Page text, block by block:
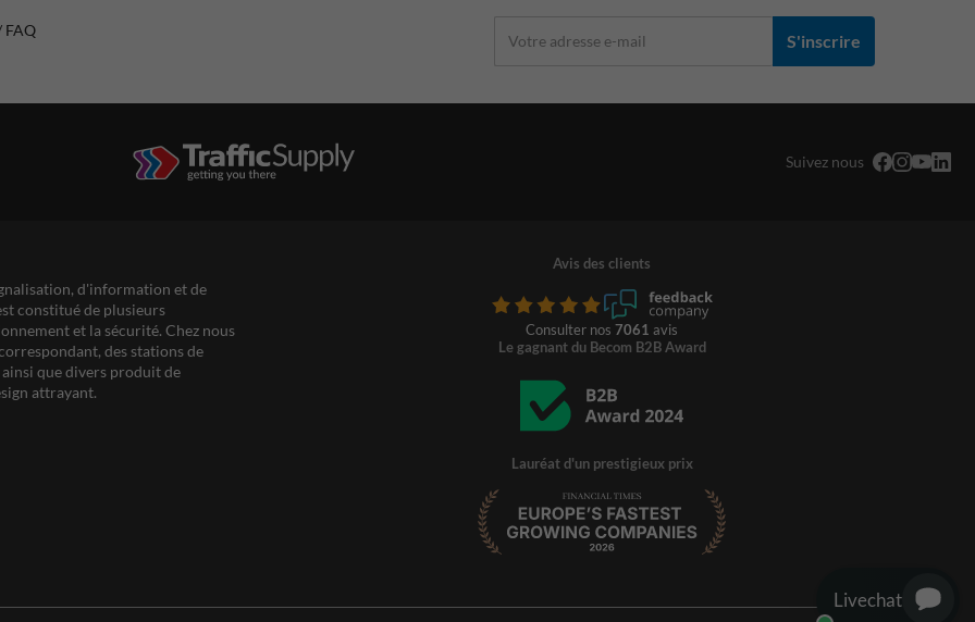
FAQ
S'inscrire
Suivez nous
d'information et de
constitué de plusieurs
et la sécurité. Chez nous
des stations de
que divers produit de
attrayant.
Avis des clients
Consulter nos 7061 avis
Le gagnant du Becom B2B Award
Lauréat d'un prestigieux prix
Livechat